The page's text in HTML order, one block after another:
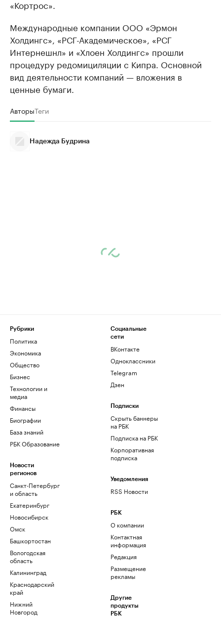
«Кортрос».
Международные компании ООО «Эрмон
Холдингс», «РСГ-Академическое», «РСГ
Интернешнл» и «Хлоен Холдингс» прошли
процедуру редомициляции с Кипра. Основной
вид деятельности компаний — вложения в
ценные бумаги.
АвторыТеги
Надежда Будрина
Рубрики
Политика
Экономика
Общество
Бизнес
Технологии и
медиа
Финансы
Биографии
База знаний
РБК Образование
Новости
регионов
Санкт-Петербург
и область
Екатеринбург
Новосибирск
Омск
Башкортостан
Вологодская
область
Калининград
Краснодарский
край
Нижний
Новгород
Социальные
сети
ВКонтакте
Одноклассники
Telegram
Дзен
Подписки
Скрыть баннеры
на РБК
Подписка на РБК
Корпоративная
подписка
Уведомления
RSS Новости
РБК
О компании
Контактная
информация
Редакция
Размещение
рекламы
Другие
продукты
РБК